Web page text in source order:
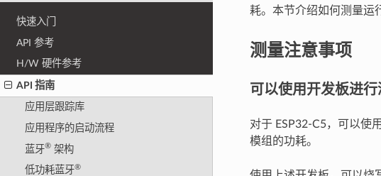
快速入门
API 参考
H/W 硬件参考
API 指南
应用层跟踪库
应用程序的启动流程
蓝牙®架构
低功耗蓝牙®
耗。本节介绍如何测量运
测量注意事项
可以使用开发板进行
对于 ESP32-C5，可以使用
模组的功耗。